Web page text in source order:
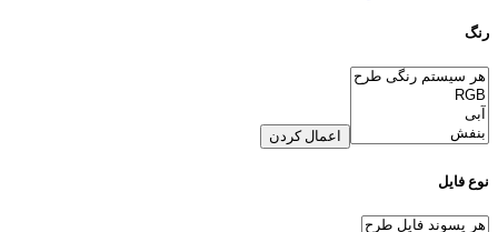
رنگ
اعمال کردن
نوع فایل